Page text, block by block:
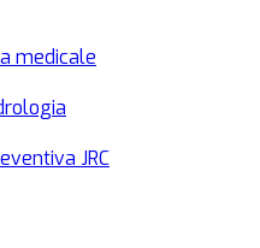
medicale
JRC